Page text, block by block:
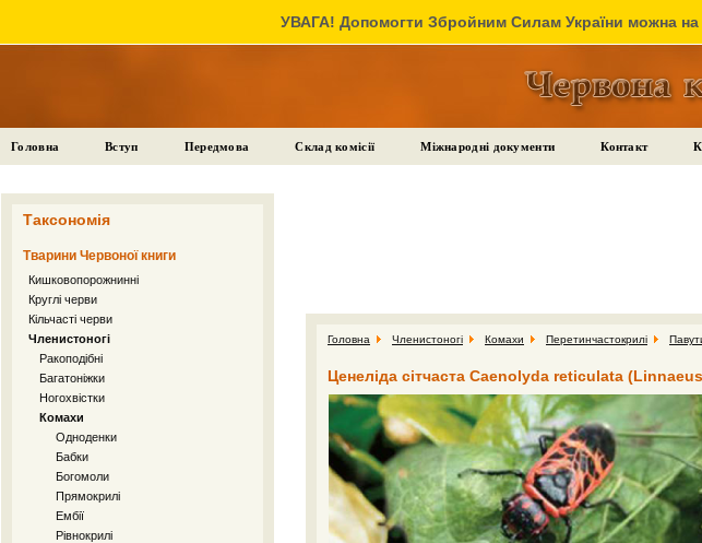
УВАГА! Допомогти Збройним Силам України можна на
Головна Вступ Передмова Склад комісії Міжнародні документи Контакт
Таксономія
Тварини Червоної книги
Кишковопорожнинні
Круглі черви
Кільчасті черви
Членистоногі
Ракоподібні
Багатоніжки
Ногохвістки
Комахи
Одноденки
Бабки
Богомоли
Прямокрилі
Ембії
Рівнокрилі
Головна Членистоногі Комахи Перетинчастокрилі
Ценеліда сітчаста Caenolyda reticulata